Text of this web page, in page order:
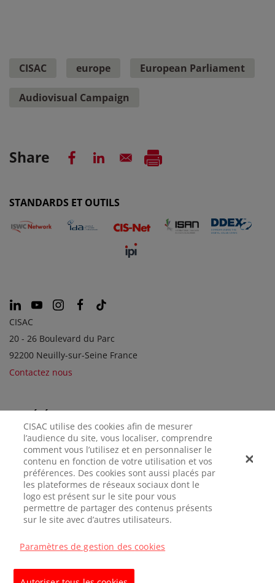
CISAC europe European Parliament
Audiovisual Campaign
Share
STANDARDS ET OUTILS
CISAC
20 - 26 Boulevard du Parc
92200 Neuilly-sur-Seine France
Contactez nous
MENTIONS
CONFIDENTIALITÉ
© CISAC 2026 - All rights reserved
CISAC utilise des cookies afin de mesurer
l’audience du site, vous localiser, comprendre
comment vous l’utilisez et en personnaliser le
contenu en fonction de votre utilisation et vos
préférences. Des cookies sont aussi placés par
les plateformes de réseaux sociaux dont le
logo est présent sur le site pour vous
permettre de partager des contenus présents
sur le site avec d’autres utilisateurs.
Paramètres de gestion des cookies